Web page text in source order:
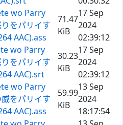
wo Parry
をパリイす
AAC).ass
71.47
KiB
17 Sep
2024
02:39:12
wo Parry
をパリイす
AAC).srt
30.23
KiB
17 Sep
2024
02:39:12
wo Parry
をパリイす
AAC).ass
59.99
KiB
13 Sep
2024
18:17:54